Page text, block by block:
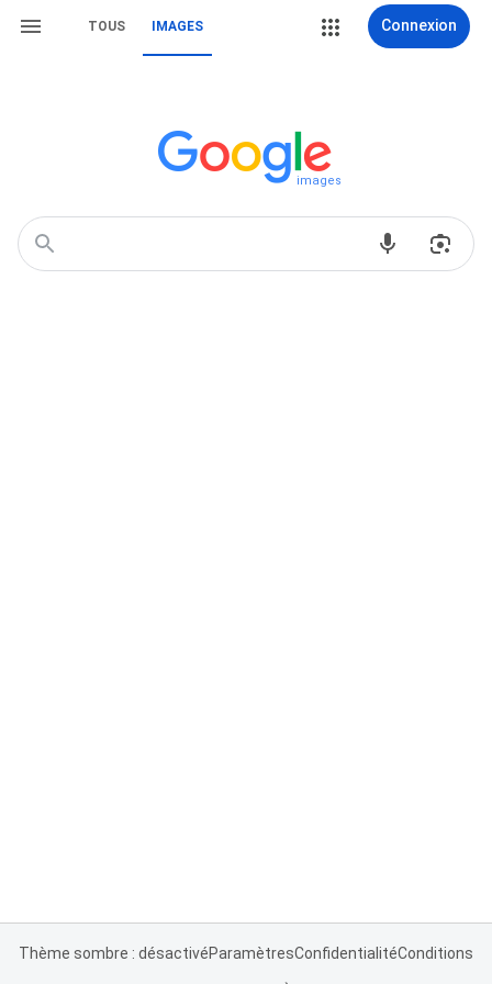
TOUS IMAGES Connexion
images
Thème sombre : désactivéParamètresConfidentialitéConditions